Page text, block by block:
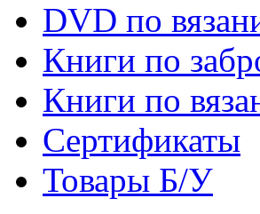
DVD по
Книги по
Книги по
Cертификаты
Товары Б/У